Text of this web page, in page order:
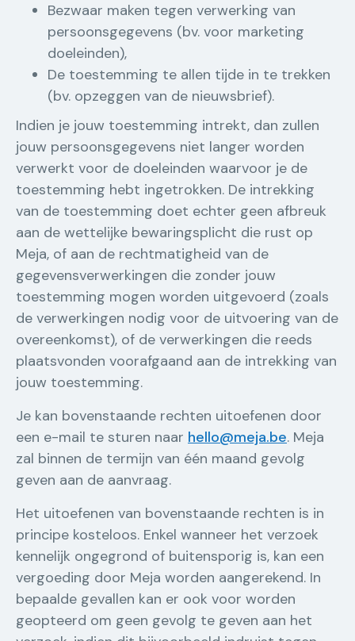
Bezwaar maken tegen verwerking van
persoonsgegevens (bv. voor marketing
doeleinden),
De toestemming te allen tijde in te trekken
(bv. opzeggen van de nieuwsbrief).
Indien je jouw toestemming intrekt, dan zullen
jouw persoonsgegevens niet langer worden
verwerkt voor de doeleinden waarvoor je de
toestemming hebt ingetrokken. De intrekking
van de toestemming doet echter geen afbreuk
aan de wettelijke bewaringsplicht die rust op
Meja, of aan de rechtmatigheid van de
gegevensverwerkingen die zonder jouw
toestemming mogen worden uitgevoerd (zoals
de verwerkingen nodig voor de uitvoering van de
overeenkomst), of de verwerkingen die reeds
plaatsvonden voorafgaand aan de intrekking van
jouw toestemming.
Je kan bovenstaande rechten uitoefenen door
een e-mail te sturen naar hello@meja.be. Meja
zal binnen de termijn van één maand gevolg
geven aan de aanvraag.
Het uitoefenen van bovenstaande rechten is in
principe kosteloos. Enkel wanneer het verzoek
kennelijk ongegrond of buitensporig is, kan een
vergoeding door Meja worden aangerekend. In
bepaalde gevallen kan er ook voor worden
geopteerd om geen gevolg te geven aan het